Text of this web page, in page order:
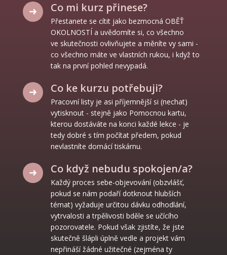
Co mi kurz přinese?
Přestanete se cítit jako bezmocná OBĚŤ
OKOLNOSTÍ a uvědomíte si, co všechno
ve skutečnosti ovlivňujete a měníte vy sami -
co všechno máte ve vlastních rukou, i když to
tak na první pohled nevypadá.
Co ke kurzu potřebuji?
Pracovní listy je asi příjemnější si (nechat)
vytisknout - stejně jako Pomocnou kartu,
kterou dostáváte na konci každé lekce - je
tedy dobré s tím počítat předem, pokud
nevlastníte domácí tiskárnu.
Co když nebudu spokojen/a?
Každý proces sebe-objevování (obzvlášť,
pokud se nám podaří dotknout hlubších
témat) vyžaduje určitou dávku odhodlání,
vytrvalosti a trpělivosti bděle se učícího
pozorovatele. Pokud však zjistíte, že jste
skutečně šlápli úplně vedle a projekt vám
nepřináší žádné užitečné (zejména ty